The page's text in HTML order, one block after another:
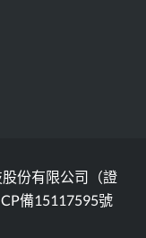
份有限公司（證
備15117595號